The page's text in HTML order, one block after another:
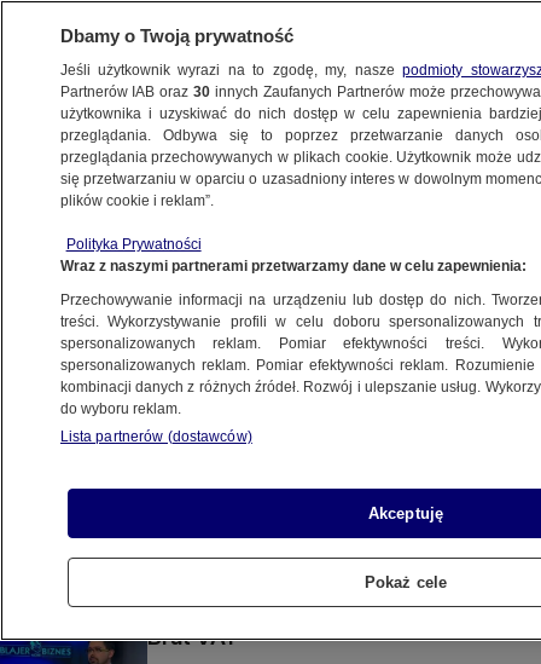
BIZNES
Z KRAJU
Biznesowa siła prostoty
Firma. Teraz.
Pieniądze na inwestycyjne
Brat VAT
Dbamy o Twoją prywatność
Jeśli użytkownik wyrazi na to zgodę, my, naszepodmioty
Partnerów IAB oraz30 innych Zaufanych Partnerów może
użytkownika i uzyskiwać do nich dostęp w celu zapewnienia
przeglądania. Odbywa się to poprzez przetwarzanie danych
przeglądania przechowywanych w plikach cookie. Użytkownik może
się przetwarzaniu w oparciu o uzasadniony interes w dowolnym
plików cookie i reklam”.
Polityka Prywatności
Wraz z naszymi partnerami przetwarzamy dane w celu zapewnienia:
Przechowywanie informacji na urządzeniu lub dostęp do nich.
treści. Wykorzystywanie profili w celu doboru spersonalizowanych
spersonalizowanych reklam. Pomiar efektywności treści.
spersonalizowanych reklam. Pomiar efektywności reklam.
kombinacji danych z różnych źródeł. Rozwój i ulepszanie usług.
do wyboru reklam.
Lista partnerów (dostawców)
Akceptuję
Pokaż cele